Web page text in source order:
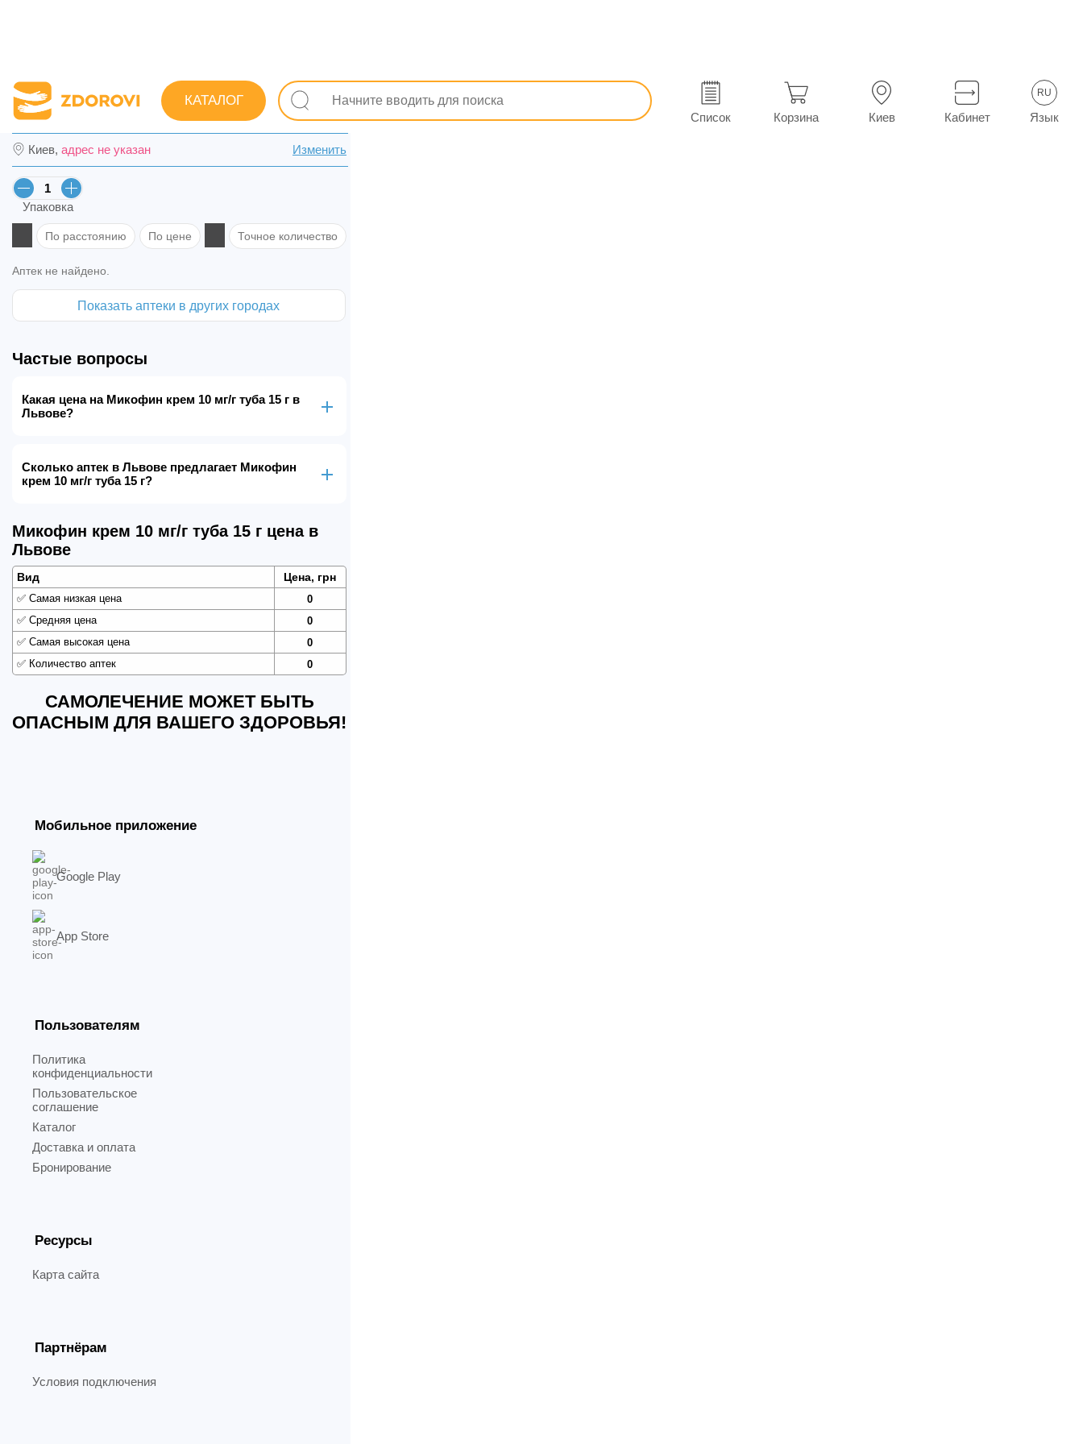
КАТАЛОГ
Список Корзина Киев Кабинет
RU
Язык
Поиск лекарств Лекарства Дерматологические От грибка ногтей и кожи Микофин крем 10 мг/г туба 15 г
Микофин крем 10 мг/г туба 15 г в Львове
Киев, адрес не указан Изменить
Упаковка
По расстоянию По цене Точное количество
Аптек не найдено.
Показать аптеки в других городах
Частые вопросы
Какая цена на Микофин крем 10 мг/г туба 15 г в
Львове?
Сколько аптек в Львове предлагает Микофин
крем 10 мг/г туба 15 г?
Микофин крем 10 мг/г туба 15 г цена в
Львове
Вид Цена, грн
✅ Самая низкая цена
0
✅ Средняя цена
0
✅ Самая высокая цена
0
✅ Количество аптек 0
САМОЛЕЧЕНИЕ МОЖЕТ БЫТЬ
ОПАСНЫМ ДЛЯ ВАШЕГО ЗДОРОВЬЯ!
Мобильное приложение
Google Play
App Store
Пользователям
Политика
конфиденциальности
Пользовательское
соглашение
Каталог
Доставка и оплата
Бронирование
Ресурсы
Карта сайта
Партнёрам
Условия подключения